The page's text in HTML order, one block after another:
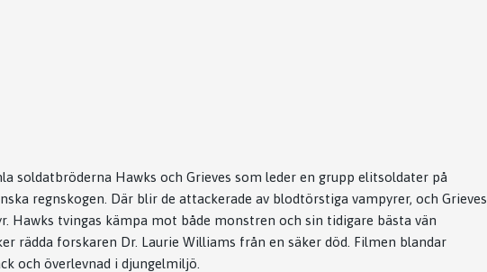
soldatbröderna Hawks och Grieves som leder en grupp elitsoldater på
regnskogen. Där blir de attackerade av blodtörstiga vampyrer, och Grieves
Hawks tvingas kämpa mot både monstren och sin tidigare bästa vän
rädda forskaren Dr. Laurie Williams från en säker död. Filmen blandar
och överlevnad i djungelmiljö.